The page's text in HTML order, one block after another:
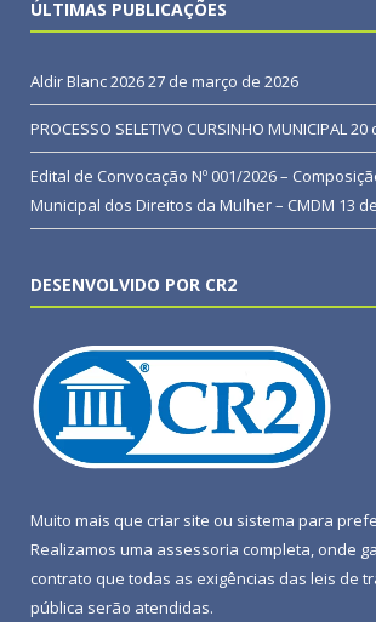
ÚLTIMAS PUBLICAÇÕES
Aldir Blanc 202627 de março de 2026
PROCESSO SELETIVO CURSINHO MUNICIPAL20
Edital de Convocação Nº 001/2026 –
Municipal dos Direitos da Mulher – CMDM 13
DESENVOLVIDO POR CR2
Muito mais que criar site ou sistema para
Realizamos uma assessoria completa, onde
contrato que todas as exigências das leis de
pública serão atendidas.